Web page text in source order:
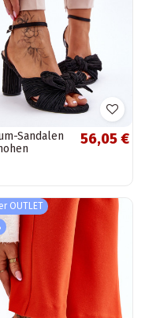
Sandalen
56,05 €
OUTLET